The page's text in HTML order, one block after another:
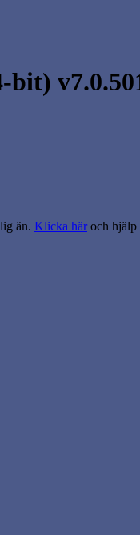
bit)
än. Klicka här och hjälp